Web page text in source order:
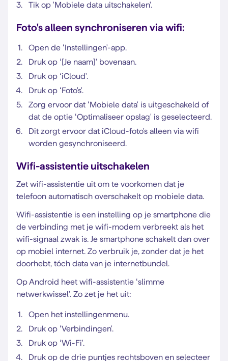
Tik op 'Mobiele data uitschakelen'.
Foto's alleen synchroniseren via wifi:
Open de ‘Instellingen'-app.
Druk op ‘[Je naam]' bovenaan.
Druk op ‘iCloud'.
Druk op ‘Foto's'.
Zorg ervoor dat ‘Mobiele data' is uitgeschakeld of
dat de optie ‘Optimaliseer opslag' is geselecteerd.
Dit zorgt ervoor dat iCloud-foto's alleen via wifi
worden gesynchroniseerd.
Wifi-assistentie uitschakelen
Zet wifi-assistentie uit om te voorkomen dat je
telefoon automatisch overschakelt op mobiele data.
Wifi-assistentie is een instelling op je smartphone die
de verbinding met je wifi-modem verbreekt als het
wifi-signaal zwak is. Je smartphone schakelt dan over
op mobiel internet. Zo verbruik je, zonder dat je het
doorhebt, tóch data van je internetbundel.
Op Android heet wifi-assistentie ‘slimme
netwerkwissel'. Zo zet je het uit:
Open het instellingenmenu.
Druk op ‘Verbindingen'.
Druk op ‘Wi-Fi'.
Druk op de drie puntjes rechtsboven en selecteer